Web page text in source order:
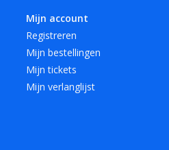
Mijn account
Registreren
Mijn bestellingen
Mijn tickets
Mijn verlanglijst